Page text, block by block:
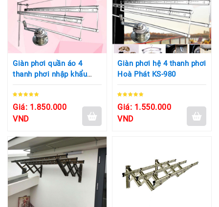
Giàn phơi quần áo 4
thanh phơi nhập khẩu
Korea K-2667
Giá: 1.850.000
VND
Giàn phơi hệ 4 thanh phơi
Hoà Phát KS-980
Giá: 1.550.000
VND